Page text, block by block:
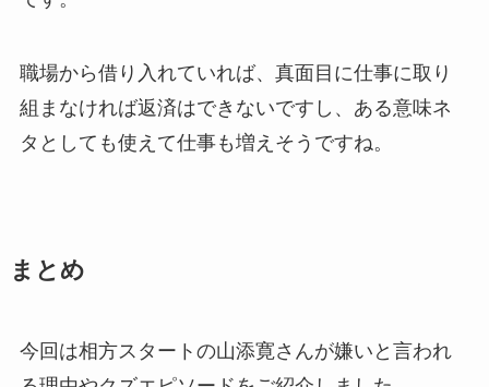
職場から借り入れていれば、真面目に仕事に取り
組まなければ返済はできないですし、ある意味ネ
タとしても使えて仕事も増えそうですね。
まとめ
今回は相方スタートの山添寛さんが嫌いと言われ